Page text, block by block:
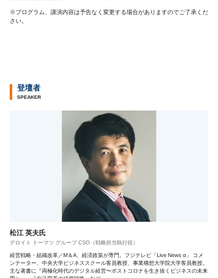
※プログラム、講演内容は予告なく変更する場合がありますのでご了承くだ
さい。
登壇者
SPEAKER
松江 英夫氏
デロイト トーマツ グループ CSO（戦略担当執行役）
経営戦略・組織改革／M＆A、経済政策が専門。フジテレビ「Live News α」 コメ
ンテーター、中央大学ビジネススクール客員教授、事業構想大学院大学客員教授。
主な著書に『両極化時代のデジタル経営〜ポストコロナを生き抜くビジネスの未来